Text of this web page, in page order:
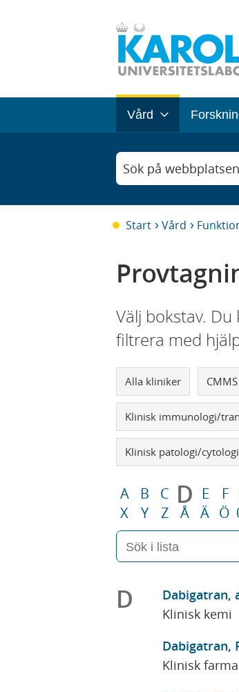
Vård
Sök på webbplatsen
Start Vård
Välj bokstav.
filtrera med
Alla kliniker CMMS
Klinisk immunologi/
Klinisk patologi/cytologi
A B C D E F
X
Y Z Å Ä Ö
D
Dabigatran,
Klinisk kemi
Dabigatran,
Klinisk